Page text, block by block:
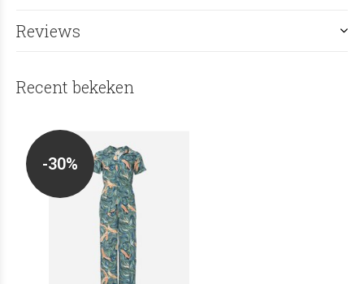
Reviews
Recent bekeken
-30%